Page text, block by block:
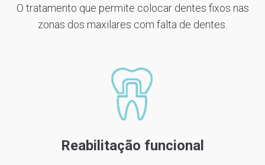
O tratamento que permite colocar dentes fixos nas
zonas dos maxilares com falta de dentes.
Reabilitação funcional